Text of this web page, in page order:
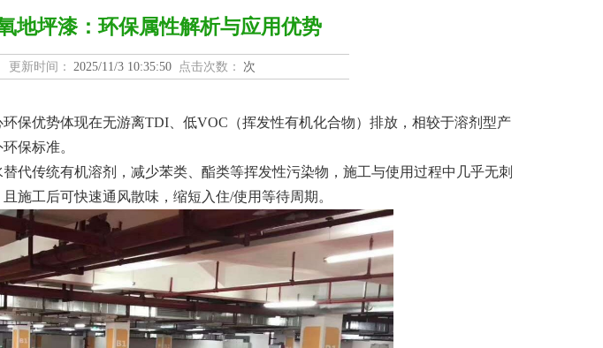
地坪漆：环保属性解析与应用优势
更新时间： 2025/11/3 10:35:50 点击次数： 次
优势体现在无游离TDI、低VOC（挥发性有机化合物）排放，相较于溶剂型产
保标准。
传统有机溶剂，减少苯类、酯类等挥发性污染物，施工与使用过程中几乎无刺
施工后可快速通风散味，缩短入住/使用等待周期。